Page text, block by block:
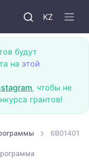
KZ
будут
на этой
, чтобы не
грантов!
6B01401